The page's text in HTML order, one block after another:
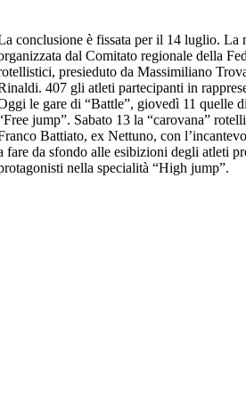
conclusione è fissata per il 14 luglio. La
dal Comitato regionale della
presieduto da Massimiliano
407 gli atleti partecipanti in
le gare di “Battle”, giovedì 11 quelle
jump”. Sabato 13 la “carovana”
Battiato, ex Nettuno, con
fare da sfondo alle esibizioni degli atleti
nella specialità “High jump”.